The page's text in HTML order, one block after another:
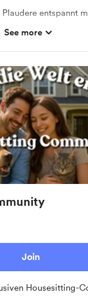
entspannt
– Keine
See more
Join
Housesitting-